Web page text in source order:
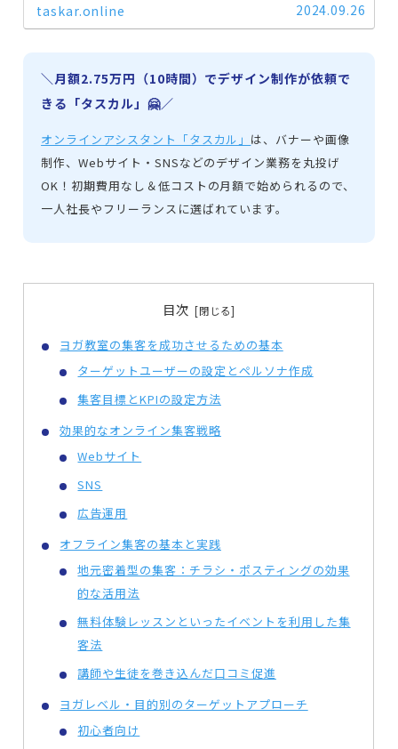
taskar.online 2024.09.26
＼月額2.75万円（10時間）でデザイン制作が依頼で
きる「タスカル」🤗／
オンラインアシスタント「タスカル」 は、バナーや画像
制作、Webサイト・SNSなどのデザイン業務を丸投げ
OK！初期費用なし＆低コストの月額で始められるので、
一人社長やフリーランスに選ばれています。
目次
ヨガ教室の集客を成功させるための基本
ターゲットユーザーの設定とペルソナ作成
集客目標とKPIの設定方法
効果的なオンライン集客戦略
Webサイト
SNS
広告運用
オフライン集客の基本と実践
地元密着型の集客：チラシ・ポスティングの効果
的な活用法
無料体験レッスンといったイベントを利用した集
客法
講師や生徒を巻き込んだ口コミ促進
ヨガレベル・目的別のターゲットアプローチ
初心者向け